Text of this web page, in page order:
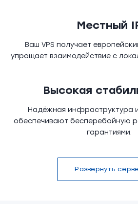
Местный
Ваш VPS получает
упрощает взаимодействие с
Высокая
Надёжная инфраструктура
обеспечивают бесперебойную
гарантиями.
Развернуть